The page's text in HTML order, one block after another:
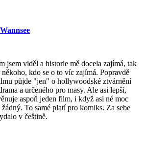
Wannsee
jsem viděl a historie mě docela zajímá, tak
kdo se o to víc zajímá. Popravdě
půjde "jen" o hollywoodské ztvárnění
a určeného pro masy. Ale asi lepší,
aspoň jeden film, i když asi né moc
To samé platí pro komiks. Za sebe
v češtině.